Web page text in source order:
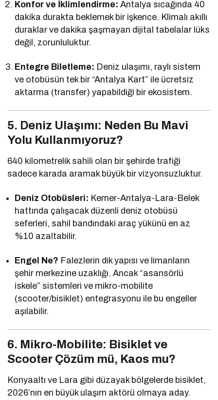
Konfor ve İklimlendirme: Antalya sıcağında 40
dakika durakta beklemek bir işkence. Klimalı akıllı
duraklar ve dakika şaşmayan dijital tabelalar lüks
değil, zorunluluktur.
Entegre Biletleme: Deniz ulaşımı, raylı sistem
ve otobüsün tek bir “Antalya Kart” ile ücretsiz
aktarma (transfer) yapabildiği bir ekosistem.
5. Deniz Ulaşımı: Neden Bu Mavi
Yolu Kullanmıyoruz?
640 kilometrelik sahili olan bir şehirde trafiği
sadece karada aramak büyük bir vizyonsuzluktur.
Deniz Otobüsleri: Kemer-Antalya-Lara-Belek
hattında çalışacak düzenli deniz otobüsü
seferleri, sahil bandındaki araç yükünü en az
%10 azaltabilir.
Engel Ne? Falezlerin dik yapısı ve limanların
şehir merkezine uzaklığı. Ancak “asansörlü
iskele” sistemleri ve mikro-mobilite
(scooter/bisiklet) entegrasyonu ile bu engeller
aşılabilir.
6. Mikro-Mobilite: Bisiklet ve
Scooter Çözüm mü, Kaos mu?
Konyaaltı ve Lara gibi düzayak bölgelerde bisiklet,
2026’nın en büyük ulaşım aktörü olmaya aday.